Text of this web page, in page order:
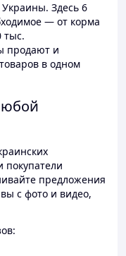
Здесь 6
— от корма
тыс.
продают и
в одном
покупатели
предложения
с фото и видео,